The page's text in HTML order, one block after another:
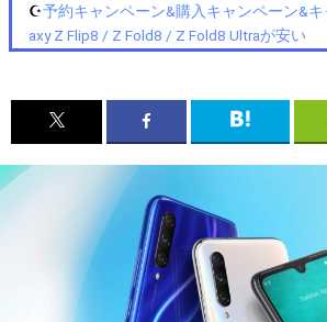
☪️予約キャンペーン&購入キャンペーン&
axy Z Flip8 / Z Fold8 / Z Fold8 Ultraが安い